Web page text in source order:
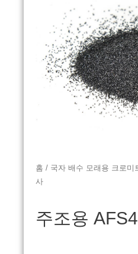
홈 / 국자 배수 모래용 크로미
사
주조용